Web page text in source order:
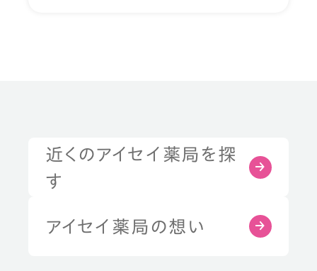
近くのアイセイ薬局を探
す
アイセイ薬局の想い